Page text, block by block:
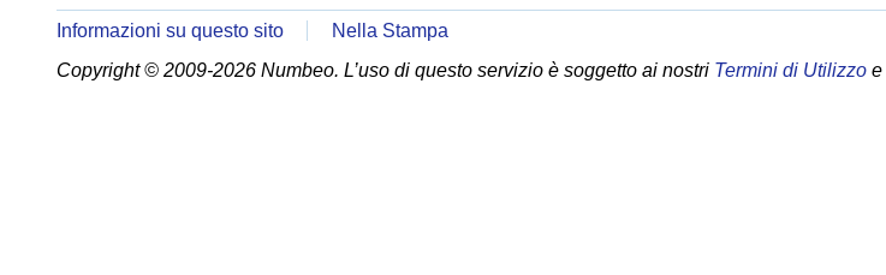
Informazioni su questo sito
Nella Stampa
Copyright © 2009-2026 Numbeo. L’uso di questo servizio è soggetto ai nostri Termini di Utilizzo e